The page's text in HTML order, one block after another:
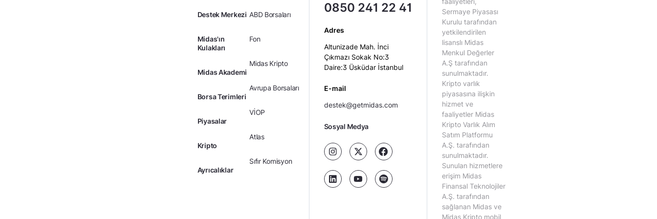
Destek Merkezi
Midas'ın
Kulakları
Midas Akademi
Borsa Terimleri
Piyasalar
Kripto
Ayrıcalıklar
ABD Borsaları
Fon
Midas Kripto
Avrupa Borsaları
VİOP
Atlas
Sıfır Komisyon
0850 241 22 41
Adres
Altunizade Mah. İnci
Çıkmazı Sokak No:3
Daire:3 Üsküdar İstanbul
E-mail
destek@getmidas.com
Sosyal Medya
Sermaye Piyasası
Kurulu tarafından
yetkilendirilen
lisanslı Midas
Menkul Değerler
A.Ş tarafından
sunulmaktadır.
Kripto varlık
piyasasına ilişkin
hizmet ve
faaliyetler Midas
Kripto Varlık Alım
Satım Platformu
A.Ş. tarafından
sunulmaktadır.
Sunulan hizmetlere
erişim Midas
Finansal Teknolojiler
A.Ş. tarafından
sağlanan Midas ve
Midas Kripto mobil